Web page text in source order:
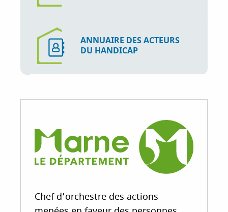
ANNUAIRE DES ACTEURS
DU HANDICAP
Chef d’orchestre des actions